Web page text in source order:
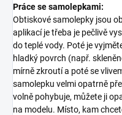
Práce se samolepkami:
Obtiskové samolepky jsou
aplikací je třeba je pečlivě
do teplé vody. Poté je
hladký povrch (např.
mírně zkroutí a poté se
samolepku velmi opatrně
volně pohybuje, můžete ji
na modelu. Místo, kam